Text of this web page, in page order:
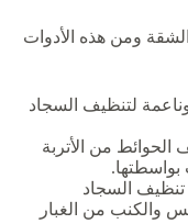
ومن هذه الأدوات
لتنظيف السجاد
من الأتربة
بواسطتها.
السجاد
والكنب من الغبار